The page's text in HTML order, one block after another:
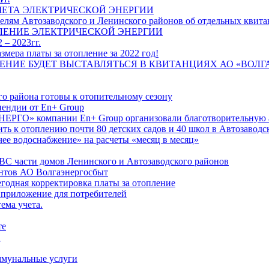
ЭЛЕКТРИЧЕСКОЙ ЭНЕРГИИ
Автозаводского и Ленинского районов об отдельных
ЭЛЕКТРИЧЕСКОЙ ЭНЕРГИИ
2023гг.
платы за отопление за 2022 год!
БУДЕТ ВЫСТАВЛЯТЬСЯ В КВИТАНЦИЯХ АО
района готовы к отопительному сезону
от En+ Group
компании En+ Group организовали благотворительную
к отоплению почти 80 детских садов и 40 школ в
водоснабжение» на расчеты «месяц в месяц»
части домов Ленинского и Автозаводского районов
АО Волгаэнергосбыт
корректировка платы за отопление
для потребителей
учета.
услуги